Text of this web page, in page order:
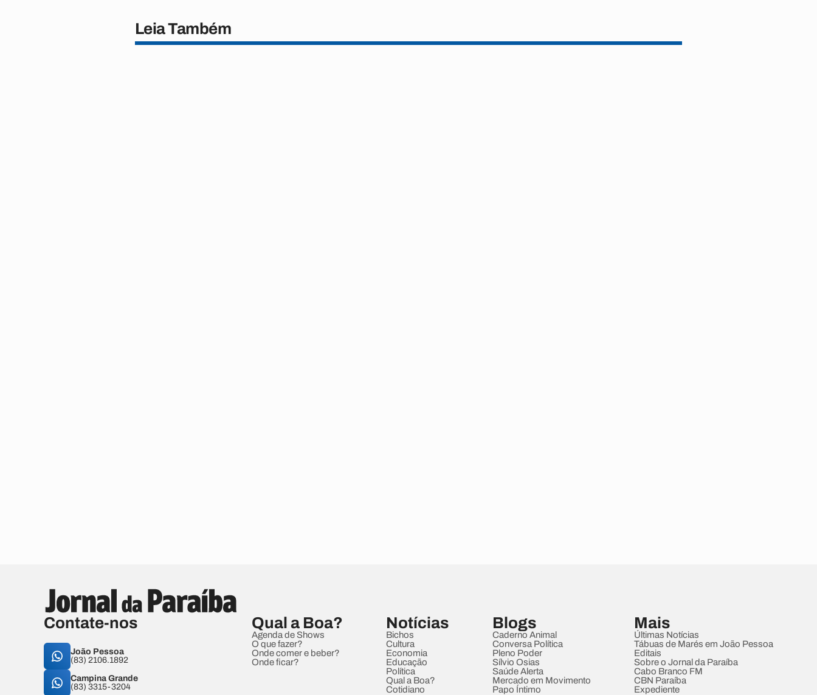
Leia Também
Contate-nos
João Pessoa
(83) 2106.1892
Campina Grande
(83) 3315-3204
Qual a Boa?
Agenda de Shows
O que fazer?
Onde comer e beber?
Onde ficar?
Notícias
Bichos
Cultura
Economia
Educação
Política
Qual a Boa?
Cotidiano
Blogs
Caderno Animal
Conversa Política
Pleno Poder
Sílvio Osias
Saúde Alerta
Mercado em Movimento
Papo Íntimo
Mais
Últimas Notícias
Tábuas de Marés em João Pessoa
Editais
Sobre o Jornal da Paraíba
Cabo Branco FM
CBN Paraíba
Expediente